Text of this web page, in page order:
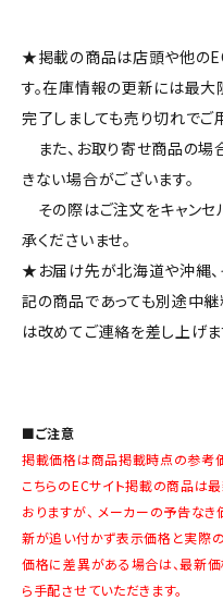
★掲載の商品は店頭や他の
す。在庫情報の更新には最大
完了しましても売り切れでご
また、お取り寄せ商品の場
きない場合がございます。
その際はご注文をキャンセ
承くださいませ。
★お届け先が北海道や沖縄、
記の商品であっても別途中
は改めてご連絡を差し上げま
■ご注意
掲載価格は商品掲載時点の参考価
こちらのECサイト掲載の商品は
おりますが、 メーカーの予告な
新が追い付かず表示価格と実際
価格に差異がある場合は、最新
ら手配させていただきます。